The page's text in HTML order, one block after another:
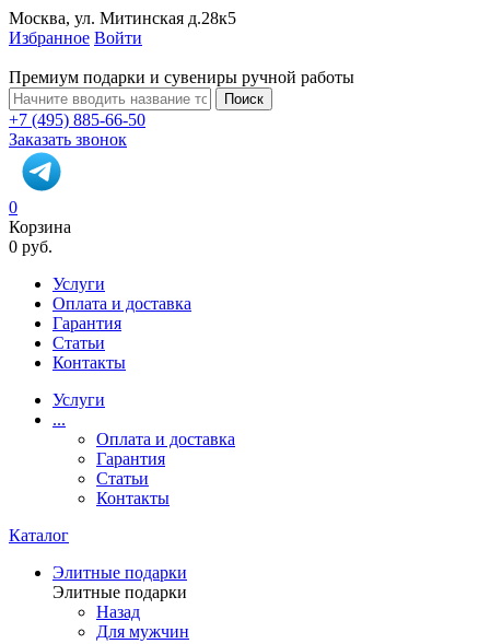
Москва, ул. Митинская д.28к5
Избранное Войти
Премиум подарки и сувениры ручной работы
Поиск
+7 (495) 885-66-50
Заказать звонок
0
Корзина
0 руб.
Услуги
Оплата и доставка
Гарантия
Статьи
Контакты
Услуги
...
Оплата и доставка
Гарантия
Статьи
Контакты
Каталог
Элитные подарки
Элитные подарки
Назад
Для мужчин